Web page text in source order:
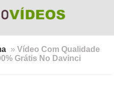
» Vídeo Com Qualidade
Grátis No Davinci